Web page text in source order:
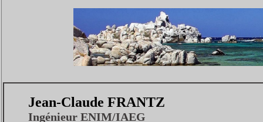
Jean-Claude FRANTZ
Ingénieur ENIM/IAEG